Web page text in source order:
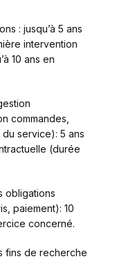
: jusqu’à 5 ans
intervention
10 ans en
commandes,
service): 5 ans
(durée
obligations
paiement): 10
concerné.
fins de recherche